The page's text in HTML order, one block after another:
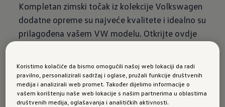
Kompletan zimski točak iz kolekcije Volkswagen
dodatne opreme su najveće kvalitete i idealno su
prilagođena vašem VW modelu. Otkrijte ovdje
za VW up!
Koristimo kolačiće da bismo omogućili našoj web lokaciji da radi
pravilno, personalizirali sadržaj i oglase, pružali funkcije društvenih
medija i analizirali web promet. Također dijelimo informacije o
vašem korištenju naše web lokacije s našim partnerima u oblastima
društvenih medija, oglašavanja i analitičkih aktivnosti.